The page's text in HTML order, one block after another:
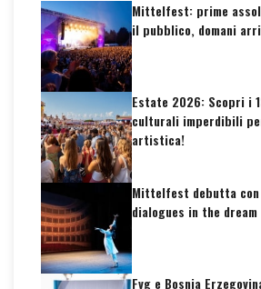
Mittelfest: prime
il pubblico, domani
Estate 2026: Scopri i
culturali imperdibili
artistica!
Mittelfest debutta con
dialogues in the
Fvg e Bosnia